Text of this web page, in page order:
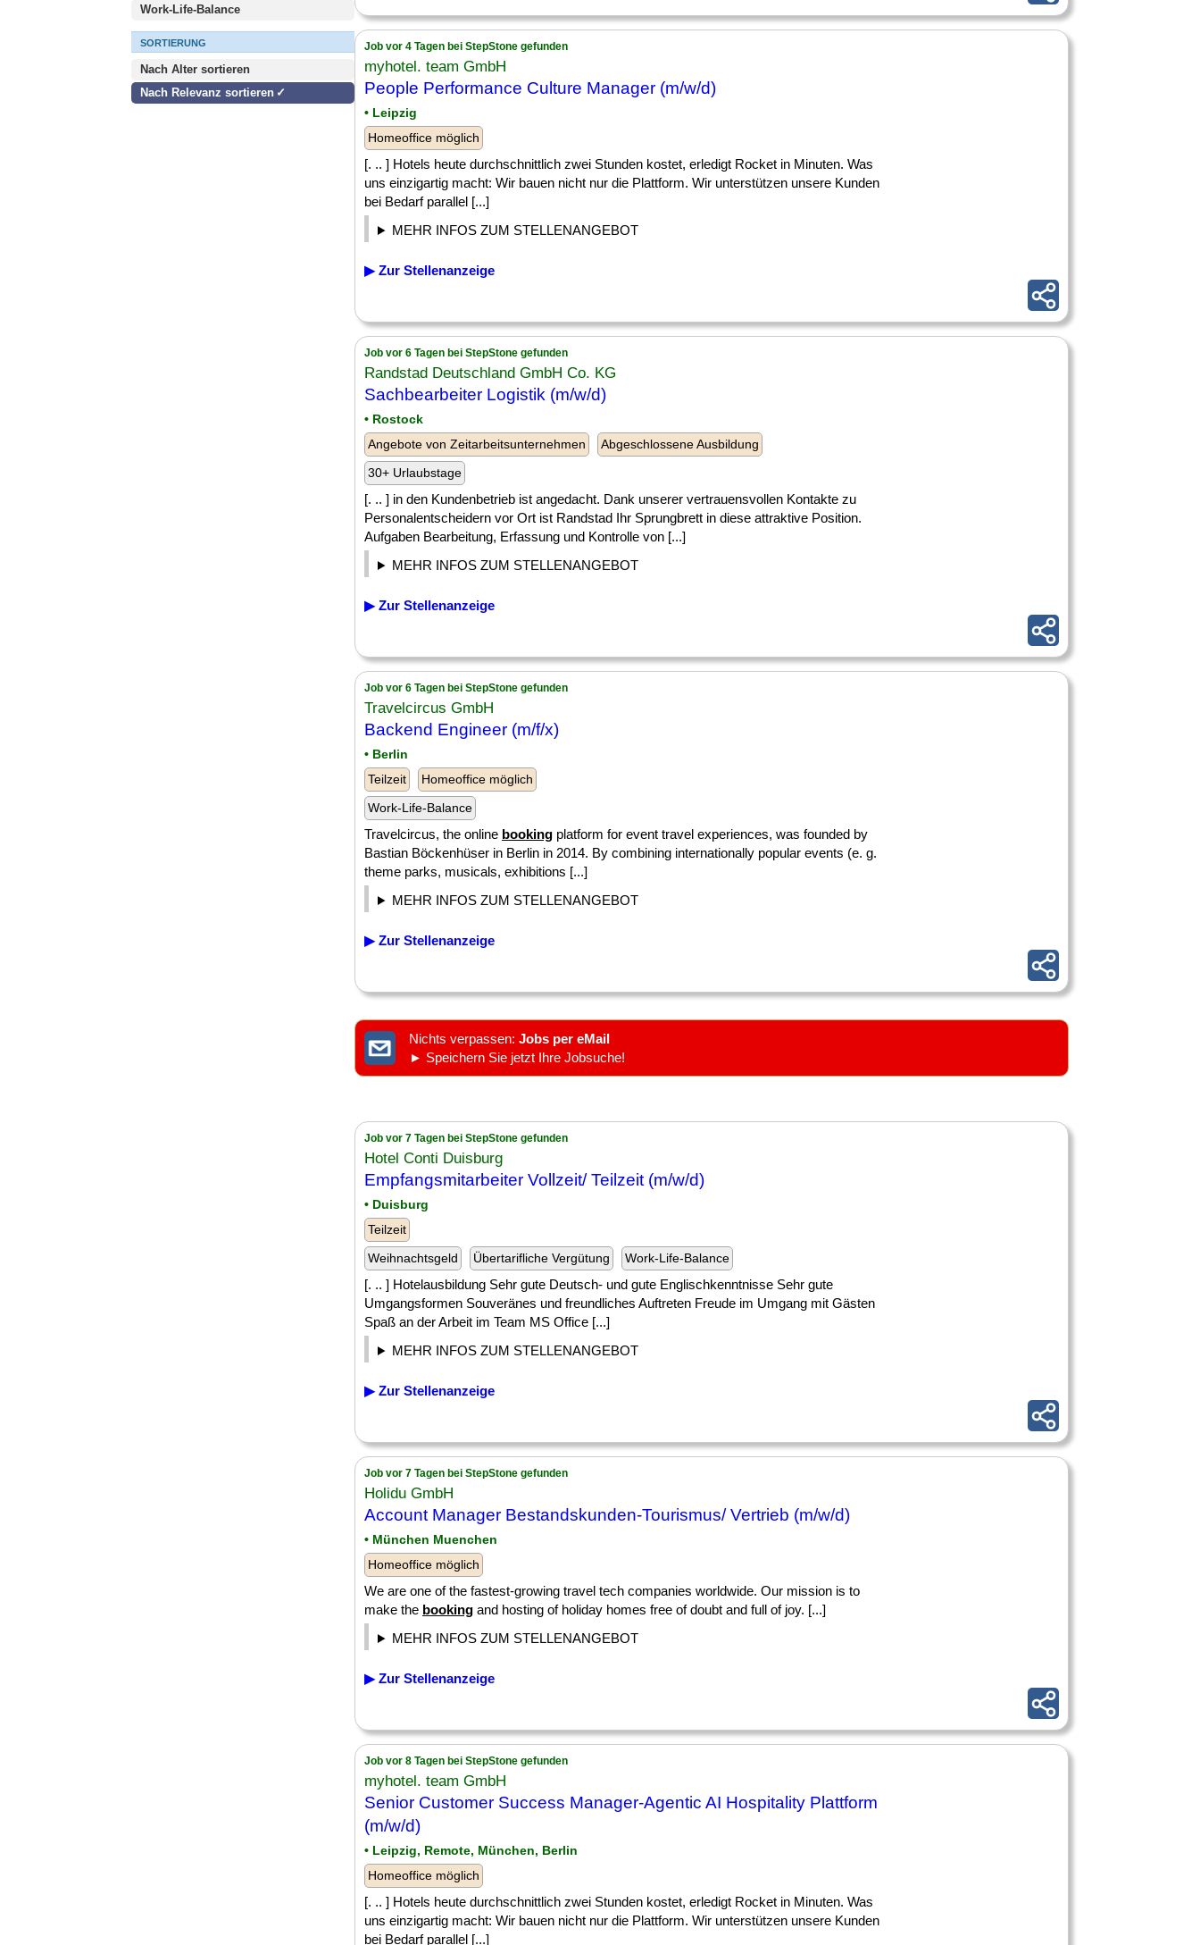
Work-Life-Balance
SORTIERUNG
Nach Alter sortieren
Nach Relevanz sortieren
Job vor 4 Tagen bei StepStone gefunden
myhotel. team GmbH
People Performance Culture Manager (m/w/d)
• Leipzig
Homeoffice möglich
[. .. ] Hotels heute durchschnittlich zwei Stunden kostet, erledigt Rocket in Minuten. Was
uns einzigartig macht: Wir bauen nicht nur die Plattform. Wir unterstützen unsere Kunden
bei Bedarf parallel [...]
MEHR INFOS ZUM STELLENANGEBOT
▶ Zur Stellenanzeige
Job vor 6 Tagen bei StepStone gefunden
Randstad Deutschland GmbH Co. KG
Sachbearbeiter Logistik (m/w/d)
• Rostock
Angebote von Zeitarbeitsunternehmen
Abgeschlossene Ausbildung
30+ Urlaubstage
[. .. ] in den Kundenbetrieb ist angedacht. Dank unserer vertrauensvollen Kontakte zu
Personalentscheidern vor Ort ist Randstad Ihr Sprungbrett in diese attraktive Position.
Aufgaben Bearbeitung, Erfassung und Kontrolle von [...]
MEHR INFOS ZUM STELLENANGEBOT
▶ Zur Stellenanzeige
Job vor 6 Tagen bei StepStone gefunden
Travelcircus GmbH
Backend Engineer (m/f/x)
• Berlin
Teilzeit
Homeoffice möglich
Work-Life-Balance
Travelcircus, the online booking platform for event travel experiences, was founded by
Bastian Böckenhüser in Berlin in 2014. By combining internationally popular events (e. g.
theme parks, musicals, exhibitions [...]
MEHR INFOS ZUM STELLENANGEBOT
▶ Zur Stellenanzeige
Nichts verpassen: Jobs per eMail
► Speichern Sie jetzt Ihre Jobsuche!
Job vor 7 Tagen bei StepStone gefunden
Hotel Conti Duisburg
Empfangsmitarbeiter Vollzeit/ Teilzeit (m/w/d)
• Duisburg
Teilzeit
Weihnachtsgeld
Übertarifliche Vergütung Work-Life-Balance
[. .. ] Hotelausbildung Sehr gute Deutsch- und gute Englischkenntnisse Sehr gute
Umgangsformen Souveränes und freundliches Auftreten Freude im Umgang mit Gästen
Spaß an der Arbeit im Team MS Office [...]
MEHR INFOS ZUM STELLENANGEBOT
▶ Zur Stellenanzeige
Job vor 7 Tagen bei StepStone gefunden
Holidu GmbH
Account Manager Bestandskunden-Tourismus/ Vertrieb (m/w/d)
• München Muenchen
Homeoffice möglich
We are one of the fastest-growing travel tech companies worldwide. Our mission is to
make the booking and hosting of holiday homes free of doubt and full of joy. [...]
MEHR INFOS ZUM STELLENANGEBOT
▶ Zur Stellenanzeige
Job vor 8 Tagen bei StepStone gefunden
myhotel. team GmbH
Senior Customer Success Manager-Agentic AI Hospitality Plattform
(m/w/d)
• Leipzig, Remote, München, Berlin
Homeoffice möglich
[. .. ] Hotels heute durchschnittlich zwei Stunden kostet, erledigt Rocket in Minuten. Was
uns einzigartig macht: Wir bauen nicht nur die Plattform. Wir unterstützen unsere Kunden
bei Bedarf parallel [...]